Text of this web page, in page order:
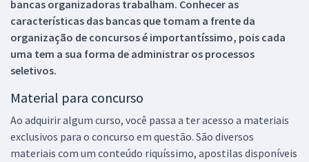
bancas organizadoras trabalham. Conhecer as
características das bancas que tomam a frente da
organização de concursos é importantíssimo, pois cada
uma tem a sua forma de administrar os processos
seletivos.
Material para concurso
Ao adquirir algum curso, você passa a ter acesso a materiais
exclusivos para o concurso em questão. São diversos
materiais com um conteúdo riquíssimo, apostilas disponíveis